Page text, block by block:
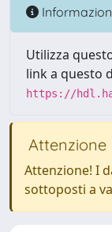
Utilizza
link a questo
https://
Attenzione
Attenzione! I
sottoposti a